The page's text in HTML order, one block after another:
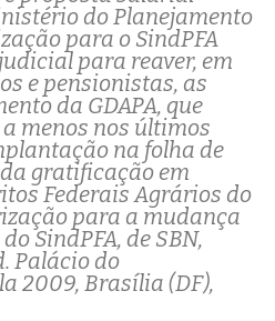
do Planejamento
para o SindPFA
para reaver, em
e pensionistas, as
da GDAPA, que
menos nos últimos
na folha de
gratificação em
Federais Agrários do
para a mudança
SindPFA, de SBN,
Palácio do
2009, Brasília (DF),